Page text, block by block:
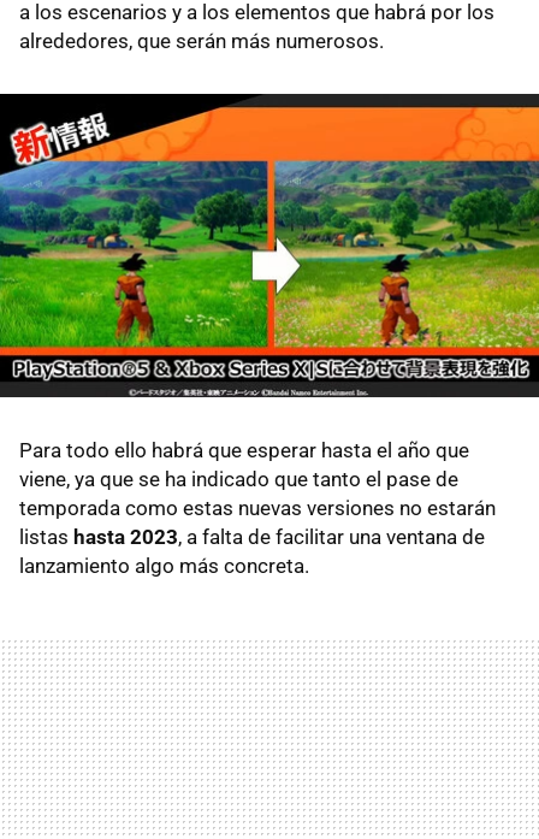
a los escenarios y a los elementos que habrá por los
alrededores, que serán más numerosos.
Para todo ello habrá que esperar hasta el año que
viene, ya que se ha indicado que tanto el pase de
temporada como estas nuevas versiones no estarán
listas hasta 2023, a falta de facilitar una ventana de
lanzamiento algo más concreta.